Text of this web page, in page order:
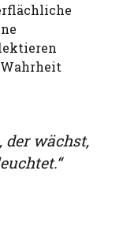
der wächst,